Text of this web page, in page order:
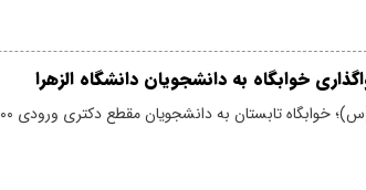
خوابگاه به دانشجویان دانشگاه الزهرا